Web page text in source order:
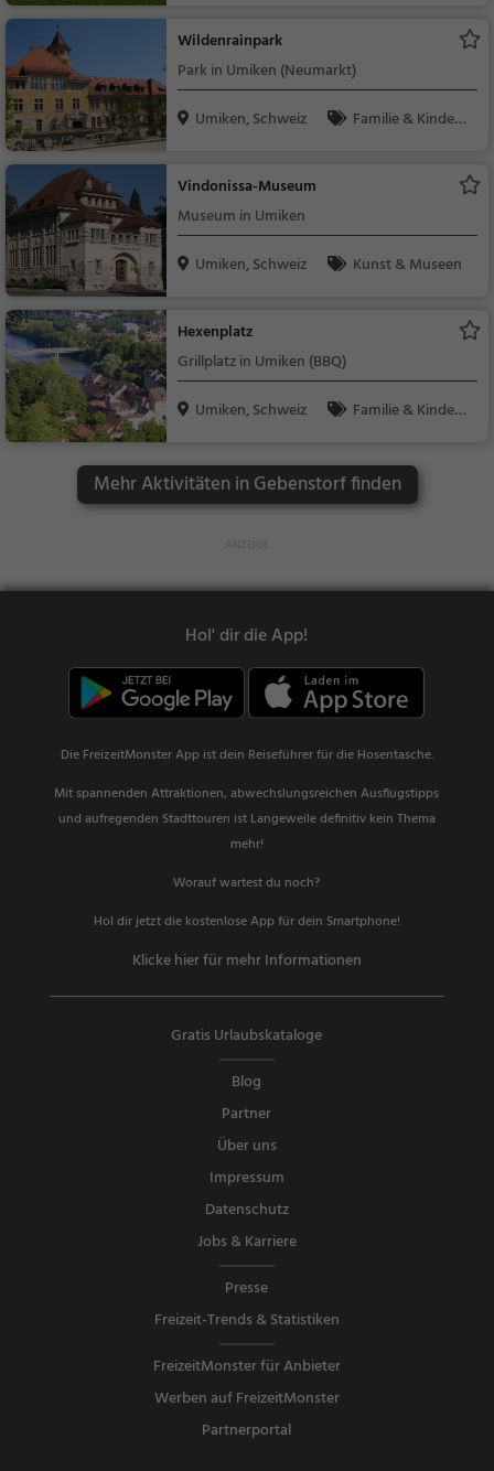
Wildenrainpark
Park in Umiken (Neumarkt)
Umiken, Schweiz
Familie & Kinder,
Vindonissa-Museum
Museum in Umiken
Umiken, Schweiz
Kunst & Museen
Hexenplatz
Grillplatz in Umiken (BBQ)
Umiken, Schweiz
Familie & Kinder,
Mehr Aktivitäten in Gebenstorf finden
Hol' dir die App!
Die FreizeitMonster App ist dein Reiseführer für die Hosentasche.
Mit spannenden Attraktionen, abwechslungsreichen Ausflugstipps
und aufregenden Stadttouren ist Langeweile definitiv kein Thema
mehr!
Worauf wartest du noch?
Hol dir jetzt die kostenlose App für dein Smartphone!
Klicke hier für mehr Informationen
Gratis Urlaubskataloge
Blog
Partner
Über uns
Impressum
Datenschutz
Jobs & Karriere
Presse
Freizeit-Trends & Statistiken
FreizeitMonster für Anbieter
Werben auf FreizeitMonster
Partnerportal